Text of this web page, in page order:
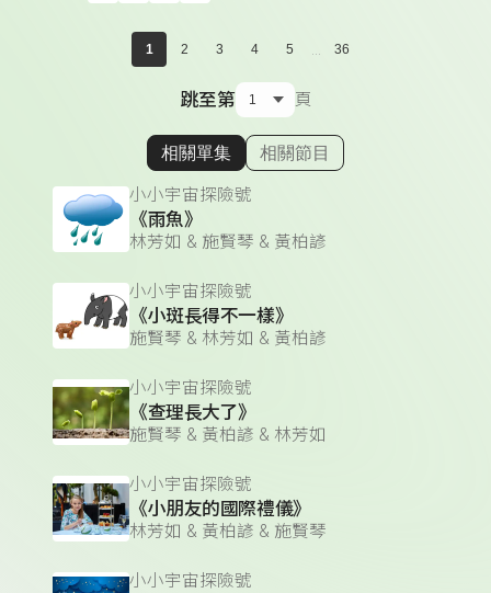
1 2 3 4 5 ... 36
跳至第 頁
顯示相關單集
相關單集 相關節目
小小宇宙探險號
《雨魚》
林芳如 & 施賢琴 & 黃柏諺
小小宇宙探險號
《小斑長得不一樣》
施賢琴 & 林芳如 & 黃柏諺
小小宇宙探險號
《查理長大了》
施賢琴 & 黃柏諺 & 林芳如
小小宇宙探險號
《小朋友的國際禮儀》
林芳如 & 黃柏諺 & 施賢琴
小小宇宙探險號